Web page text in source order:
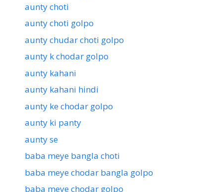
aunty choti
aunty choti golpo
aunty chudar choti golpo
aunty k chodar golpo
aunty kahani
aunty kahani hindi
aunty ke chodar golpo
aunty ki panty
aunty se
baba meye bangla choti
baba meye chodar bangla golpo
baba meye chodar golpo